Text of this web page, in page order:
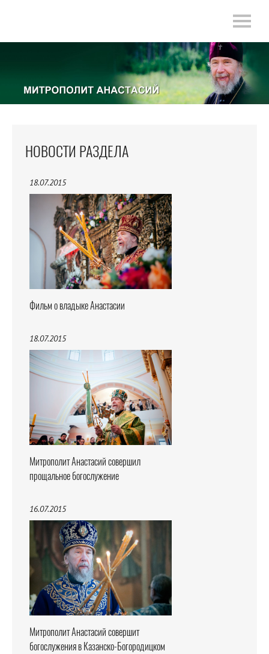
НОВОСТИ РАЗДЕЛА
18.07.2015
Фильм о владыке Анастасии
18.07.2015
Митрополит Анастасий совершил
прощальное богослужение
16.07.2015
Митрополит Анастасий совершит
богослужения в Казанско-Богородицком